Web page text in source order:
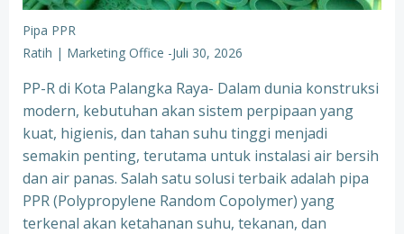
Pipa PPR
Ratih | Marketing Office -Juli 30, 2026
PP-R di Kota Palangka Raya- Dalam dunia konstruksi
modern, kebutuhan akan sistem perpipaan yang
kuat, higienis, dan tahan suhu tinggi menjadi
semakin penting, terutama untuk instalasi air bersih
dan air panas. Salah satu solusi terbaik adalah pipa
PPR (Polypropylene Random Copolymer) yang
terkenal akan ketahanan suhu, tekanan, dan